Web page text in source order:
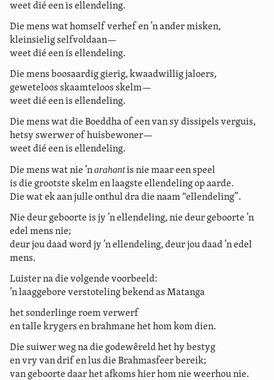
weet dié een is ellendeling.
Die mens wat homself verhef en ’n ander misken,
kleinsielig selfvoldaan—
weet dié een is ellendeling.
Die mens boosaardig gierig, kwaadwillig jaloers,
geweteloos skaamteloos skelm—
weet dié een is ellendeling.
Die mens wat die Boeddha of een van sy dissipels verguis,
hetsy swerwer of huisbewoner—
weet dié een is ellendeling.
Die mens wat nie ’narahantis nie maar een speel
is die grootste skelm en laagste ellendeling op aarde.
Die wat ek aan julle onthul dra die naam “ellendeling”.
Nie deur geboorte is jy ’n ellendeling, nie deur geboorte ’n
edel mens nie;
deur jou daad word jy ’n ellendeling, deur jou daad ’n edel
mens.
Luister na die volgende voorbeeld:
’n laaggebore verstoteling bekend as Matanga
het sonderlinge roem verwerf
en talle krygers en brahmane het hom kom dien.
Die suiwer weg na die godewêreld het hy bestyg
en vry van drif en lus die Brahmasfeer bereik;
van geboorte daar het afkoms hier hom nie weerhou nie.